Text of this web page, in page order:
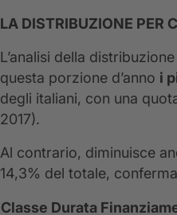
LA DISTRIBUZIONE PER
L’analisi della
questa porzione d’anno i
degli italiani, con una
2017).
Al contrario, diminuisce
14,3% del totale,
Classe Durata